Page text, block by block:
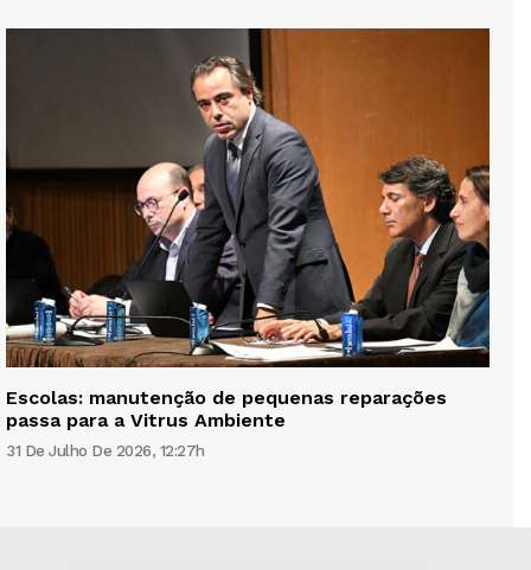
Escolas: manutenção de pequenas reparações
passa para a Vitrus Ambiente
31 De Julho De 2026, 12:27h